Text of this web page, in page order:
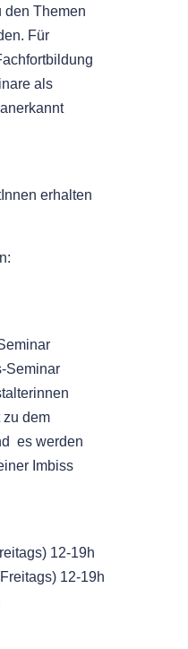
den Themen
Für
als
erhalten
Seminar
dem
es werden
Imbiss
12-19h
12-19h